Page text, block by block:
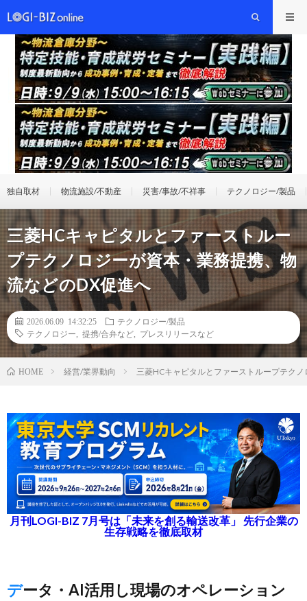
独自取材 物流施設/不動産 災害/事故/不祥事 テクノロジー/製品
三菱HCキャピタルとファーストルー
プテクノロジーが資本・業務提携、物
流などのDX促進へ
2026.06.09 14:32:25
テクノロジー/製品
テクノロジー
提携/合弁など プレスリリースなど
HOME 経営/業界動向 三菱HCキャピタルとファーストループテク
月刊LOGI-BIZ 7月号は「未来を創る輸送改革」 先行企業の
生存戦略を徹底取材
データ・AI活用し現場のオペレーション